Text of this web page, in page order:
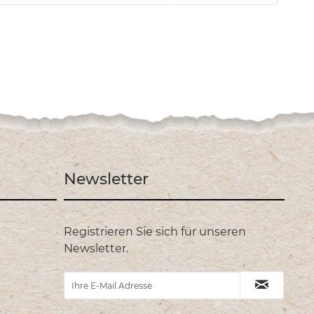
Newsletter
Registrieren Sie sich für unseren
Newsletter.